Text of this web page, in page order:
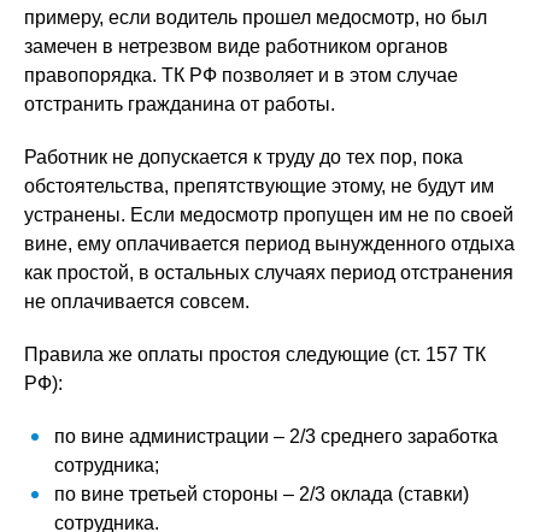
примеру, если водитель прошел медосмотр, но был
замечен в нетрезвом виде работником органов
правопорядка. ТК РФ позволяет и в этом случае
отстранить гражданина от работы.
Работник не допускается к труду до тех пор, пока
обстоятельства, препятствующие этому, не будут им
устранены. Если медосмотр пропущен им не по своей
вине, ему оплачивается период вынужденного отдыха
как простой, в остальных случаях период отстранения
не оплачивается совсем.
Правила же оплаты простоя следующие (ст. 157 ТК
РФ):
по вине администрации – 2/3 среднего заработка
сотрудника;
по вине третьей стороны – 2/3 оклада (ставки)
сотрудника.